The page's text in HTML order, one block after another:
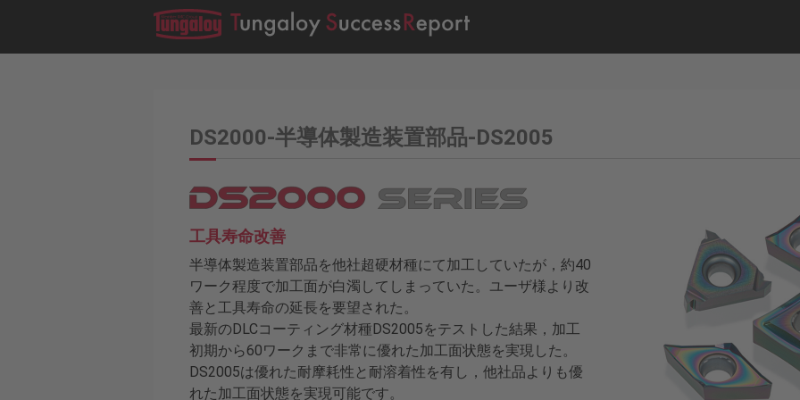
DS2000-半導体製造装置部品-DS2005
工具寿命改善
半導体製造装置部品を他社超硬材種にて加工していたが，約40
ワーク程度で加工面が白濁してしまっていた。ユーザ様より改
善と工具寿命の延長を要望された。
最新のDLCコーティング材種DS2005をテストした結果，加工
初期から60ワークまで非常に優れた加工面状態を実現した。
DS2005は優れた耐摩耗性と耐溶着性を有し，他社品よりも優
れた加工面状態を実現可能です。